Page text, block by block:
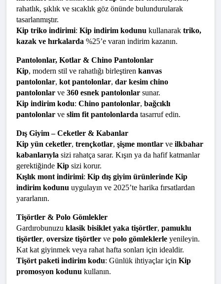
rahatlık, şıklık ve sıcaklık göz önünde bulundurularak
tasarlanmıştır.
Kip triko indirimi: Kip indirim kodunu kullanarak triko,
kazak ve hırkalarda %25’e varan indirim kazanın.
Pantolonlar, Kotlar & Chino Pantolonlar
Kip, modern stil ve rahatlığı birleştiren kanvas
pantolonlar, kot pantolonlar, dar kesim chino
pantolonlar ve 360 esnek pantolonlar sunar.
Kip indirim kodu: Chino pantolonlar, bağcıklı
pantolonlar ve slim fit pantolonlarda tasarruf edin.
Dış Giyim – Ceketler & Kabanlar
Kip yün ceketler, trençkotlar, şişme montlar ve ilkbahar
kabanlarıyla sizi rahatça sarar. Kışın ya da hafif katmanlar
gerektiğinde Kip sizi korur.
Kışlık mont indirimi: Kip dış giyim ürünlerinde Kip
indirim kodunu uygulayın ve 2025’te harika fırsatlardan
yararlanın.
Tişörtler & Polo Gömlekler
Gardırobunuzu klasik bisiklet yaka tişörtler, pamuklu
tişörtler, oversize tişörtler ve polo gömleklerle yenileyin.
Kat kat giyinmek veya rahat hafta sonları için idealdir.
Tişört paketi indirim kodu: Günlük ihtiyaçlar için Kip
promosyon kodunu kullanın.